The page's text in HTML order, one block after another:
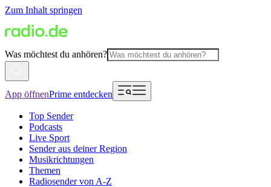
Zum Inhalt springen
Was möchtest du anhören?
App öffnenPrime entdecken
Top Sender
Podcasts
Live Sport
Sender aus deiner Region
Musikrichtungen
Themen
Radiosender von A-Z